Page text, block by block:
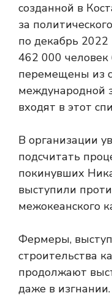
созданной в
за
по декабрь
462 000
перемещены из
международной
входят в этот
В организации
подсчитать
покинувших
выступили
межокеанского
Фермеры,
строительства
продолжают
даже в изгнании.